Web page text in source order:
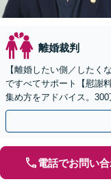
離婚裁判
【離婚したい側／したく
ですべてサポート【慰謝
集め方をアドバイス。
養育費・子の引き渡しに
電話でお問い